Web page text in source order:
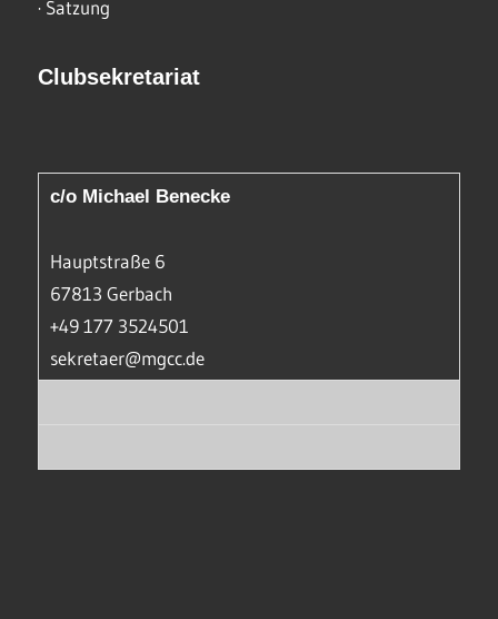
· Satzung
Clubsekretariat
c/o Michael Benecke
Hauptstraße 6
67813 Gerbach
+49 177 3524501
sekretaer@mgcc.de